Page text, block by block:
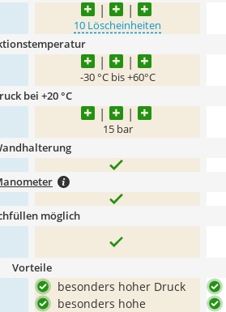
10 Löscheinheiten
-30 °C bis +60°C
bei +20 °C
15 bar
möglich
Vorteile
besonders hoher Druck
besonders hohe